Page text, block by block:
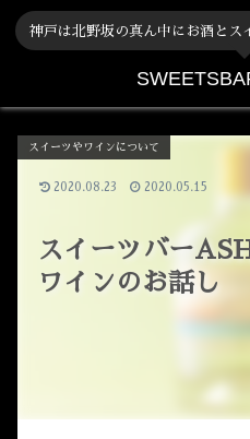
神戸は北野坂の真ん中にお酒とス
スイーツバー
ワインのお話し
スイーツやワインについて
2020.08.23 2020.05.15